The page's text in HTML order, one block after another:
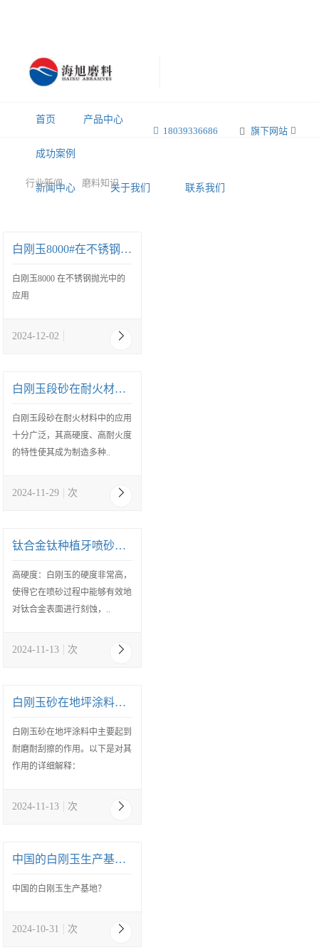
旗下网站
18039336686
首页 产品中心
成功案例
新闻中心 关于我们 联系我们
行业新闻 磨料知识
白刚玉8000#在不锈钢抛光中的应用
白刚玉8000 在不锈钢抛光中的
应用
2024-12-02
白刚玉段砂在耐火材料中的应用
白刚玉段砂在耐火材料中的应用
十分广泛，其高硬度、高耐火度
的特性使其成为制造多种..
2024-11-29 次
钛合金钛种植牙喷砂用白刚玉
高硬度：白刚玉的硬度非常高，
使得它在喷砂过程中能够有效地
对钛合金表面进行刻蚀，..
2024-11-13 次
白刚玉砂在地坪涂料中的作用
白刚玉砂在地坪涂料中主要起到
耐磨耐刮擦的作用。以下是对其
作用的详细解释：
2024-11-13 次
中国的白刚玉生产基地？
中国的白刚玉生产基地？
2024-10-31 次